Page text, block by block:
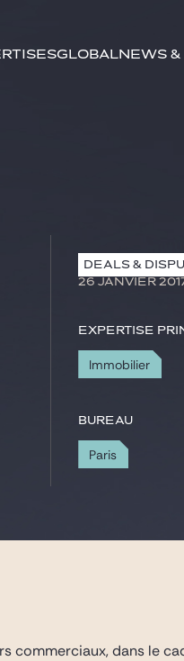
GlobalNews
DEALS &
26 JANVIER
Expertise
Immobilier
Bureau
Paris
commerciaux, dans le